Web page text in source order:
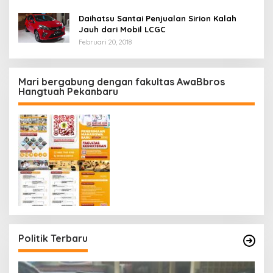
Daihatsu Santai Penjualan Sirion Kalah
Jauh dari Mobil LCGC
Februari 20, 2018
Mari bergabung dengan fakultas AwaBbros
Hangtuah Pekanbaru
Politik Terbaru